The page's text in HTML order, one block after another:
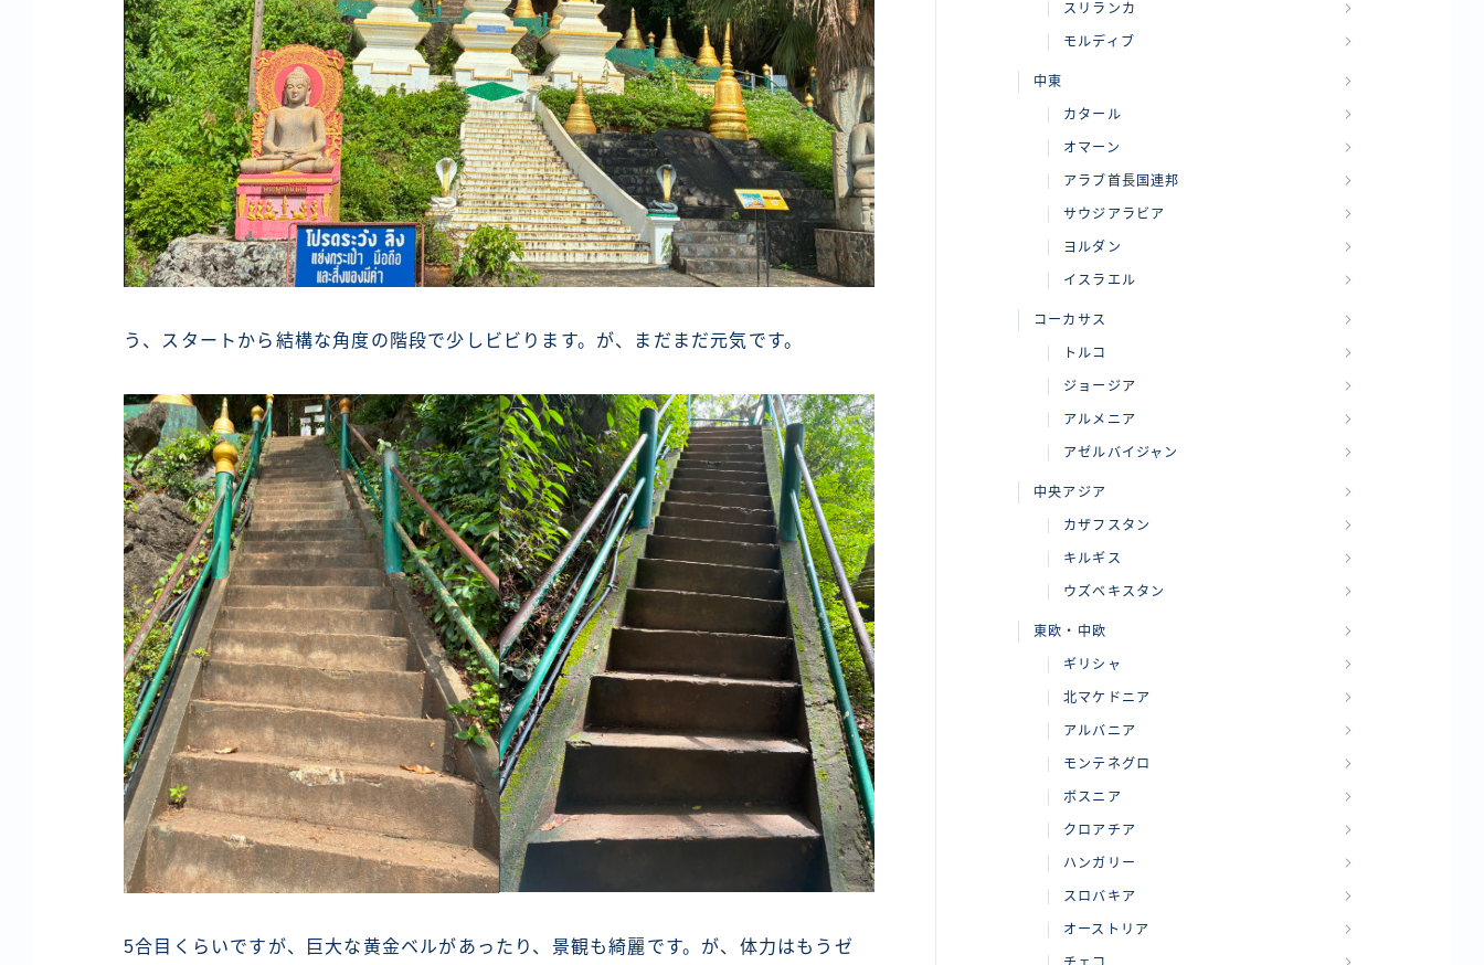
う、スタートから結構な角度の階段で少しビビります。が、まだまだ元気です。
5合目くらいですが、巨大な黄金ベルがあったり、景観も綺麗です。が、体力はもうゼ
スリランカ
モルディブ
中東
カタール
オマーン
アラブ首長国連邦
サウジアラビア
ヨルダン
イスラエル
コーカサス
トルコ
ジョージア
アルメニア
アゼルバイジャン
中央アジア
カザフスタン
キルギス
ウズベキスタン
東欧・中欧
ギリシャ
北マケドニア
アルバニア
モンテネグロ
ボスニア
クロアチア
ハンガリー
スロバキア
オーストリア